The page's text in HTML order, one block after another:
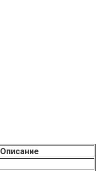
Описание